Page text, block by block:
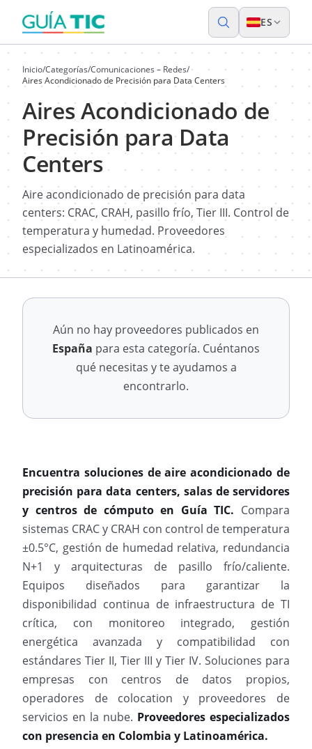
ES
Inicio/Categorías/Comunicaciones – Redes/
Aires Acondicionado de Precisión para Data Centers
Aires Acondicionado de
Precisión para Data
Centers
Aire acondicionado de precisión para data
centers: CRAC, CRAH, pasillo frío, Tier III. Control de
temperatura y humedad. Proveedores
especializados en Latinoamérica.
Aún no hay proveedores publicados en
España para esta categoría. Cuéntanos
qué necesitas y te ayudamos a
encontrarlo.
Encuentra soluciones de aire acondicionado de
precisión para data centers, salas de servidores
y centros de cómputo en Guía TIC. Compara
sistemas CRAC y CRAH con control de temperatura
±0.5°C, gestión de humedad relativa, redundancia
N+1 y arquitecturas de pasillo frío/caliente.
Equipos diseñados para garantizar la
disponibilidad continua de infraestructura de TI
crítica, con monitoreo integrado, gestión
energética avanzada y compatibilidad con
estándares Tier II, Tier III y Tier IV. Soluciones para
empresas con centros de datos propios,
operadores de colocation y proveedores de
servicios en la nube. Proveedores especializados
con presencia en Colombia y Latinoamérica.